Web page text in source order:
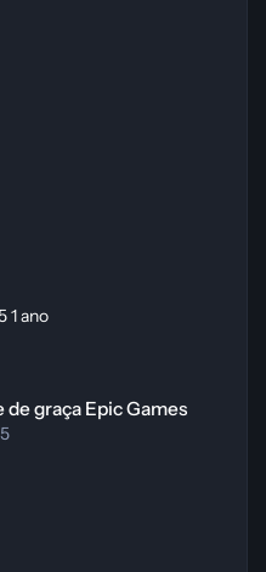
1 ano
de graça Epic Games